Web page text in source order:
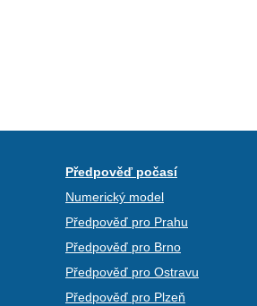
Předpověď počasí
Numerický model
Předpověď pro Prahu
Předpověď pro Brno
Předpověď pro Ostravu
Předpověď pro Plzeň